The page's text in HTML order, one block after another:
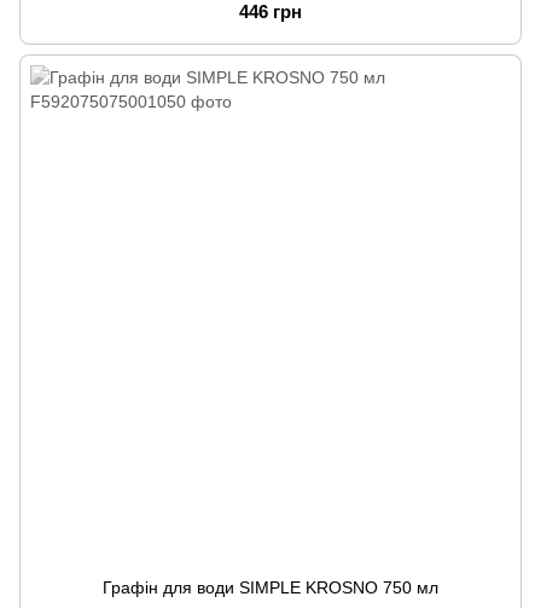
446 грн
Графін для води SIMPLE KROSNO 750 мл